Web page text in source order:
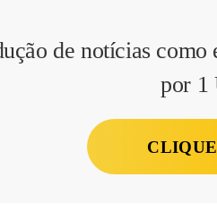
de notícias
por 1